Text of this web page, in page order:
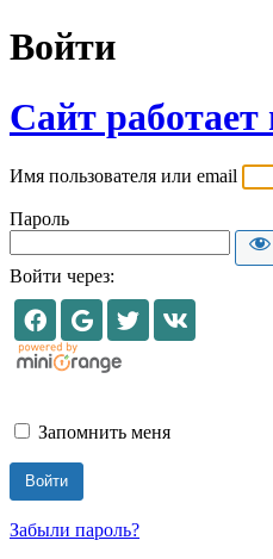
Войти
Сайт работает
Имя пользователя или email
Пароль
Войти через:
Запомнить меня
Забыли пароль?